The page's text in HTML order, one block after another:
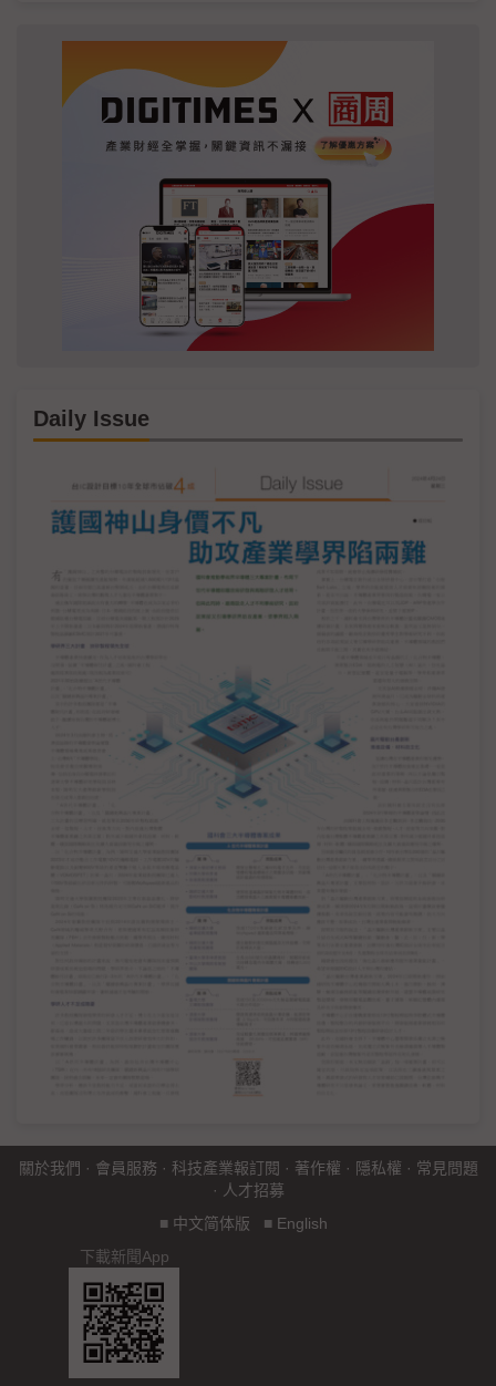
Daily Issue
關於我們 · 會員服務 · 科技產業報訂閱 · 著作權 · 隱私權 · 常見問題
· 人才招募
■ 中文简体版 ■ English
下載新聞App